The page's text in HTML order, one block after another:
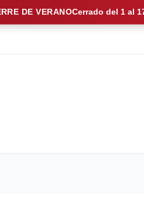
DE VERANOCerrado del 1 al